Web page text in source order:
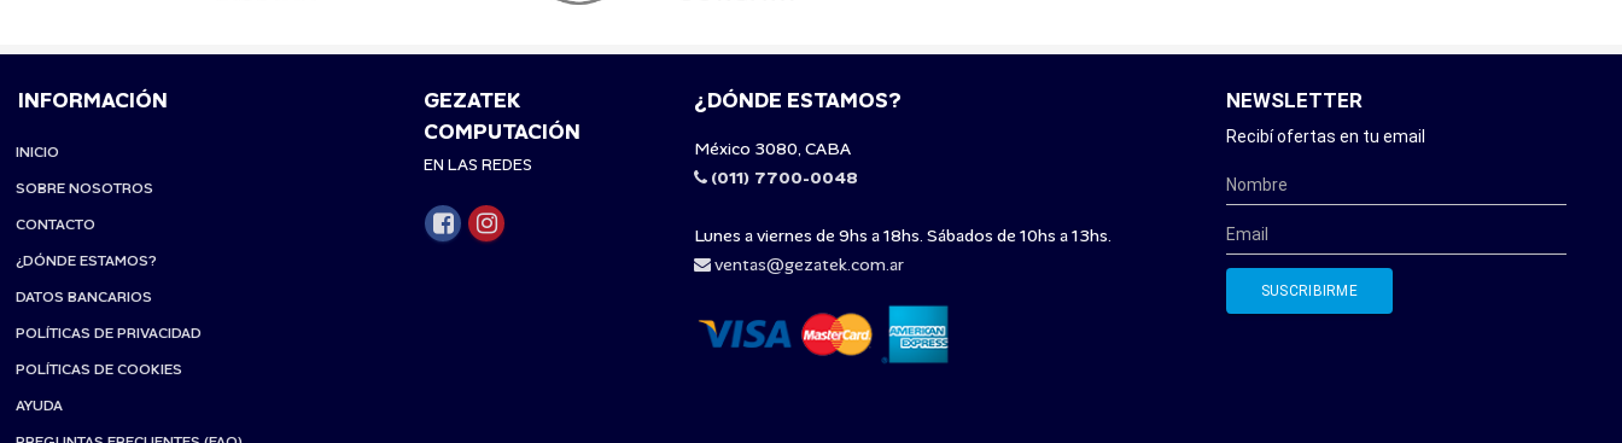
INFORMACIÓN
INICIO
SOBRE NOSOTROS
CONTACTO
¿DÓNDE ESTAMOS?
DATOS BANCARIOS
POLÍTICAS DE PRIVACIDAD
POLÍTICAS DE COOKIES
AYUDA
GEZATEK
COMPUTACIÓN
EN LAS REDES
¿DÓNDE ESTAMOS?
México 3080, CABA
(011) 7700-0048
Lunes a viernes de 9hs a 18hs. Sábados de 10hs a 13hs.
ventas@gezatek.com.ar
NEWSLETTER
Recibí ofertas en tu email